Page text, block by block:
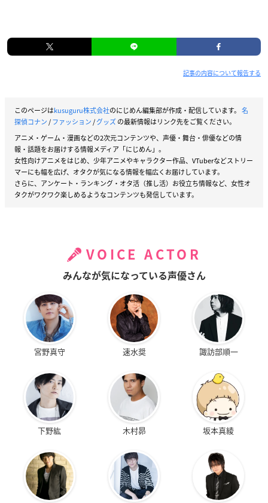
記事の内容について報告する
このページはkusuguru株式会社のにじめん編集部が作成・配信しています。 名
探偵コナン/ファッション/グッズの最新情報はリンク先をご覧ください。
アニメ・ゲーム・漫画などの2次元コンテンツや、声優・舞台・俳優などの情
報・話題をお届けする情報メディア「にじめん」。
女性向けアニメをはじめ、少年アニメやキャラクター作品、VTuberなどストリー
マーにも幅を広げ、オタクが気になる情報を幅広くお届けしています。
さらに、アンケート・ランキング・オタ活（推し活）お役立ち情報など、女性オ
タクがワクワク楽しめるようなコンテンツも発信しています。
VOICE ACTOR
みんなが気になっている声優さん
宮野真守 速水奨 諏訪部順一
下野紘 木村昴 坂本真綾